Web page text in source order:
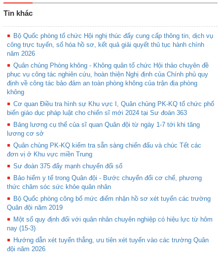
Tin khác
Bộ Quốc phòng tổ chức Hội nghị thúc đẩy cung cấp thông tin, dịch vụ
công trực tuyến, số hóa hồ sơ, kết quả giải quyết thủ tục hành chính
năm 2026
Quân chủng Phòng không - Không quân tổ chức Hội thảo chuyên đề
phục vụ công tác nghiên cứu, hoàn thiện Nghị định của Chính phủ quy
định về công tác bảo đảm an toàn phòng không của trận địa phòng
không
Cơ quan Điều tra hình sự Khu vực I, Quân chủng PK-KQ tổ chức phổ
biến giáo dục pháp luật cho chiến sĩ mới 2024 tại Sư đoàn 363
Bảng lương cụ thể của sĩ quan Quân đội từ ngày 1-7 tới khi tăng
lương cơ sở
Quân chủng PK-KQ kiểm tra sẵn sàng chiến đấu và chúc Tết các
đơn vị ở Khu vực miền Trung
Sư đoàn 375 đẩy mạnh chuyển đổi số
Bảo hiểm y tế trong Quân đội - Bước chuyển đổi cơ chế, phương
thức chăm sóc sức khỏe quân nhân
Bộ Quốc phòng công bố mức điểm nhận hồ sơ xét tuyển các trường
Quân đội năm 2019
Một số quy định đối với quân nhân chuyên nghiệp có hiệu lực từ hôm
nay (15-3)
Hướng dẫn xét tuyển thẳng, ưu tiên xét tuyển vào các trường Quân
đội năm 2026